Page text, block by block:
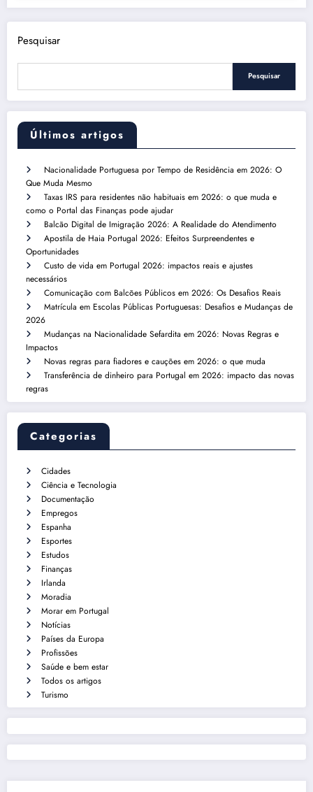
Pesquisar
Pesquisar
Últimos artigos
Nacionalidade Portuguesa por Tempo de Residência em 2026: O
Que Muda Mesmo
Taxas IRS para residentes não habituais em 2026: o que muda e
como o Portal das Finanças pode ajudar
Balcão Digital de Imigração 2026: A Realidade do Atendimento
Apostila de Haia Portugal 2026: Efeitos Surpreendentes e
Oportunidades
Custo de vida em Portugal 2026: impactos reais e ajustes
necessários
Comunicação com Balcões Públicos em 2026: Os Desafios Reais
Matrícula em Escolas Públicas Portuguesas: Desafios e Mudanças de
2026
Mudanças na Nacionalidade Sefardita em 2026: Novas Regras e
Impactos
Novas regras para fiadores e cauções em 2026: o que muda
Transferência de dinheiro para Portugal em 2026: impacto das novas
regras
Categorias
Cidades
Ciência e Tecnologia
Documentação
Empregos
Espanha
Esportes
Estudos
Finanças
Irlanda
Moradia
Morar em Portugal
Notícias
Países da Europa
Profissões
Saúde e bem estar
Todos os artigos
Turismo